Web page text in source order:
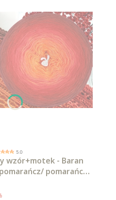
5.0
- Baran
czerwień/ burgund/